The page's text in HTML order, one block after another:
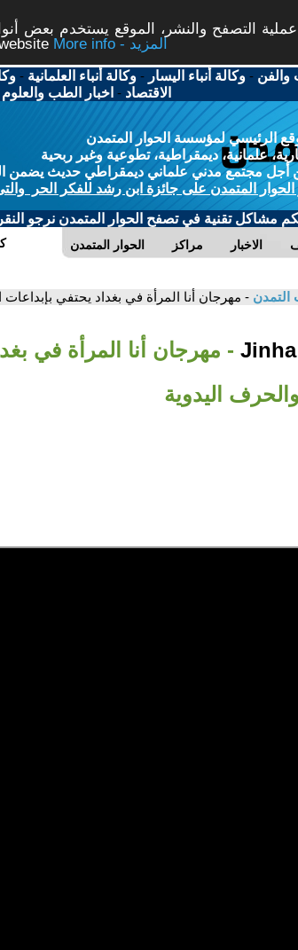
التصفح والنشر، الموقع يستخدم بعض
More info - المزيد
والفن -وكالة أنباء اليسار -وكالة أنباء العلمانية -
الاقتصاد - اخبار الطب والعلوم
الرئيسي لمؤسسة الحوار المتمدن
علمانية، ديمقراطية، تطوعية وغير ربحية
مجتمع مدني علماني ديمقراطي حديث يضمن
المتمدن على جائزة ابن رشد للفكر الحر
مشاكل تقنية في تصفح الحوار المتمدن نرجو
الحوار المتمدن مراكز الاخبار
التمدن - مهرجان أنا المرأة في بغداد يحتفي بإبداعات
- مهرجان أنا المرأة في
اليدوية